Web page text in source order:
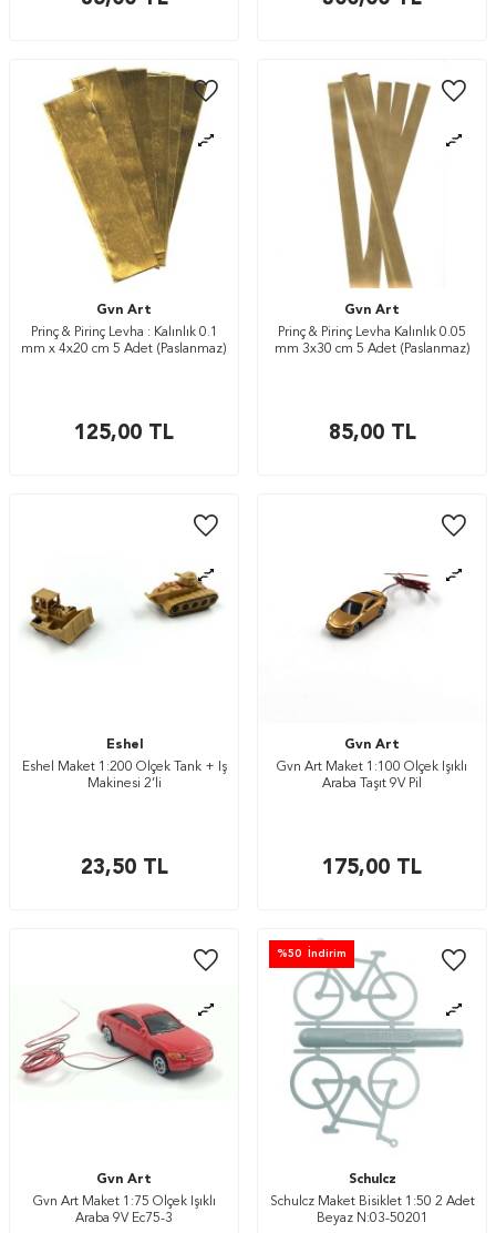
Gvn Art
Prinç & Pirinç Levha : Kalınlık 0.1
mm x 4x20 cm 5 Adet (Paslanmaz)
125,00 TL
Gvn Art
Prinç & Pirinç Levha Kalınlık 0.05
mm 3x30 cm 5 Adet (Paslanmaz)
85,00TL
Eshel
Eshel Maket 1:200 Ölçek Tank + İş
Makinesi 2’li
23,50TL
Gvn Art
Gvn Art Maket 1:100 Ölçek Işıklı
Araba Taşıt 9V Pil
175,00 TL
Gvn Art
Gvn Art Maket 1:75 Ölçek Işıklı
Araba 9V Ec75-3
%50 İndirim
Schulcz
Schulcz Maket Bisiklet 1:50 2 Adet
Beyaz N:03-50201